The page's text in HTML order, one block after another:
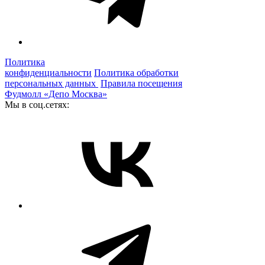
Политика
конфиденциальности Политика обработки
персональных данных Правила посещения
Фудмолл «Депо Москва»
Мы в соц.сетях: